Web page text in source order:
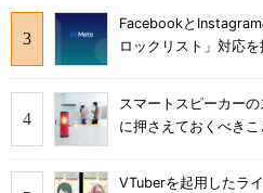
Facebookと
ロックリスト」対応を
スマートスピーカー
に押さえておくべきこ
VTuberを起用したラ